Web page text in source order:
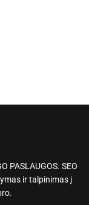
PASLAUGOS. SEO
ir talpinimas į